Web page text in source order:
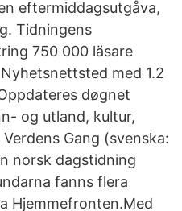
eftermiddagsutgåva,
Tidningens
750 000 läsare
med 1.2
døgnet
og utland, kultur,
Gang (svenska:
norsk dagstidning
fanns flera
Hjemmefronten.Med